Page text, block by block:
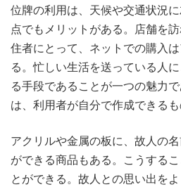
位牌の利用は、天候や交通状況
点でもメリットがある。店舗を
住者にとって、ネットでの購入
る。忙しい生活を送っている人
る手段であることが一つの魅力
は、利用者が自分で作成できるも
アクリルや金属の板に、故人の
ができる商品もある。こうする
とができる。故人との思い出を